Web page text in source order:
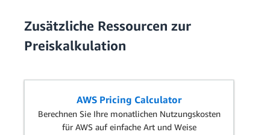
Zusätzliche Ressourcen zur
Preiskalkulation
AWS Pricing Calculator
Berechnen Sie Ihre monatlichen Nutzungskosten
für AWS auf einfache Art und Weise